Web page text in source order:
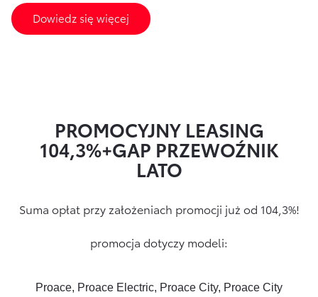
Ubezpieczenia
Dokumenty
Dowiedz się więcej
PROMOCYJNY LEASING
104,3%+GAP PRZEWOŹNIK
LATO
Suma opłat przy założeniach promocji już od 104,3%!
promocja dotyczy modeli:
Proace, Proace Electric, Proace City, Proace City